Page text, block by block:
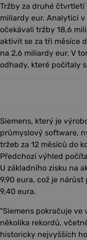
Tržby za druhé čtvrtletí
miliardy eur. Analytici
očekávali tržby 18,6
aktivit se za tři měsíce
na 2,6 miliardy eur. V
odhady, které počítaly
Siemens, který je
průmyslový software,
tržeb za 12 měsíců do
Předchozí výhled
U základního zisku na
9,90 eura, což je
9,40 eura.
"Siemens pokračuje
několika rekordů,
historicky nejvyšších